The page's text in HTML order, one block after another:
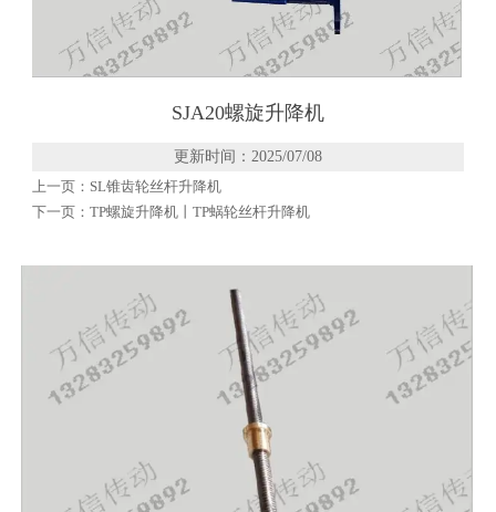
SJA20螺旋升降机
更新时间：2025/07/08
上一页： SL锥齿轮丝杆升降机
下一页： TP螺旋升降机丨TP蜗轮丝杆升降机